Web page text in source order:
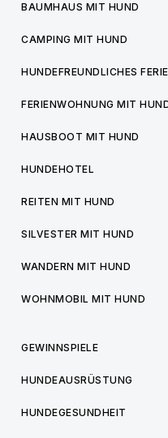
BAUMHAUS MIT HUND
CAMPING MIT HUND
HUNDEFREUNDLICHES
FERIENWOHNUNG MIT
HAUSBOOT MIT HUND
HUNDEHOTEL
REITEN MIT HUND
SILVESTER MIT HUND
WANDERN MIT HUND
WOHNMOBIL MIT HUND
GEWINNSPIELE
HUNDEAUSRÜSTUNG
HUNDEGESUNDHEIT